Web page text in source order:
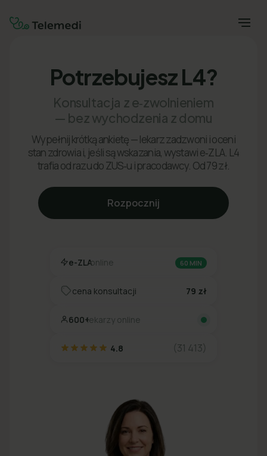
Potrzebujesz L4?
Konsultacja z e‑zwolnieniem
— bez wychodzenia z domu
Wypełnij krótką ankietę — lekarz zadzwoni i oceni
stan zdrowia i, jeśli są wskazania, wystawi e‑ZLA. L4
trafia od razu do ZUS‑u i pracodawcy. Od 79 zł.
Rozpocznij
e-ZLAonline 60 MIN
cena konsultacji 79 zł
600+lekarzy online
4.8 (31 413)